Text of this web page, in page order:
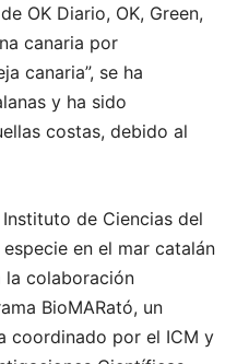
OK Diario, OK, Green,
canaria por
canaria”, se ha
y ha sido
costas, debido al
de Ciencias del
en el mar catalán
la colaboración
BioMARató, un
coordinado por el ICM y